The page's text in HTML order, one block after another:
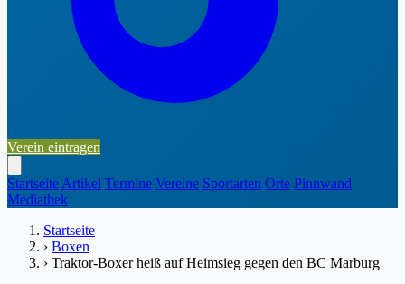
Verein eintragen
Startseite Artikel Termine Vereine Sportarten Orte Pinnwand
Mediathek
Startseite
› Boxen
› Traktor-Boxer heiß auf Heimsieg gegen den BC Marburg